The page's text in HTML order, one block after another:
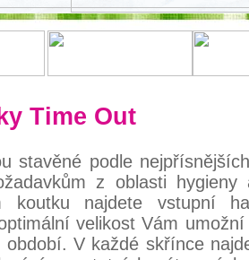
Time Out
stavěné podle
z oblasti
koutku najdete vstupní
velikost Vám
V každé skřínce